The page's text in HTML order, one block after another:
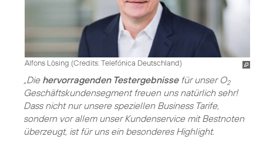
Alfons Lösing (Credits: Telefónica Deutschland)
„Die hervorragenden Testergebnissefür unser O2
Geschäftskundensegment freuen uns natürlich sehr!
Dass nicht nur unsere speziellen Business Tarife,
sondern vor allem unser Kundenservice mit Bestnoten
überzeugt, ist für uns ein besonderes Highlight.